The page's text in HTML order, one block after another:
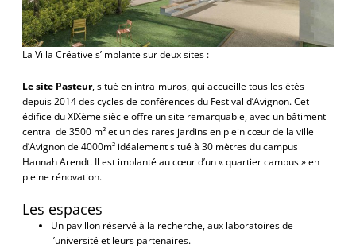
La Villa Créative s’implante sur deux sites :
Le site Pasteur, situé en intra-muros, qui accueille tous les étés
depuis 2014 des cycles de conférences du Festival d’Avignon. Cet
édifice du XIXème siècle offre un site remarquable, avec un bâtiment
central de 3500 m² et un des rares jardins en plein cœur de la ville
d’Avignon de 4000m² idéalement situé à 30 mètres du campus
Hannah Arendt. Il est implanté au cœur d’un « quartier campus » en
pleine rénovation.
Les espaces
Un pavillon réservé à la recherche, aux laboratoires de
l’université et leurs partenaires.